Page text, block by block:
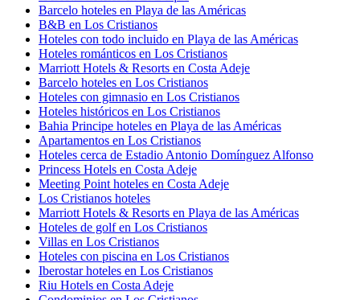
Barcelo hoteles en Playa de las Américas
B&B en Los Cristianos
Hoteles con todo incluido en Playa de las Américas
Hoteles románticos en Los Cristianos
Marriott Hotels & Resorts en Costa Adeje
Barcelo hoteles en Los Cristianos
Hoteles con gimnasio en Los Cristianos
Hoteles históricos en Los Cristianos
Bahia Principe hoteles en Playa de las Américas
Apartamentos en Los Cristianos
Hoteles cerca de Estadio Antonio Domínguez Alfonso
Princess Hotels en Costa Adeje
Meeting Point hoteles en Costa Adeje
Los Cristianos hoteles
Marriott Hotels & Resorts en Playa de las Américas
Hoteles de golf en Los Cristianos
Villas en Los Cristianos
Hoteles con piscina en Los Cristianos
Iberostar hoteles en Los Cristianos
Riu Hotels en Costa Adeje